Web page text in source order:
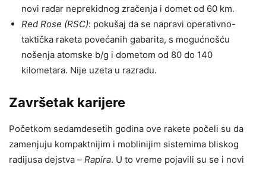
novi radar neprekidnog zračenja i domet od 60 km.
Red Rose (RSC): pokušaj da se napravi operativno-
taktička raketa povećanih gabarita, s mogućnošću
nošenja atomske b/g i dometom od 80 do 140
kilometara. Nije uzeta u razradu.
Završetak karijere
Početkom sedamdesetih godina ove rakete počeli su da
zamenjuju kompaktnijim i moblinijim sistemima bliskog
radijusa dejstva – Rapira. U to vreme pojavili su se i novi